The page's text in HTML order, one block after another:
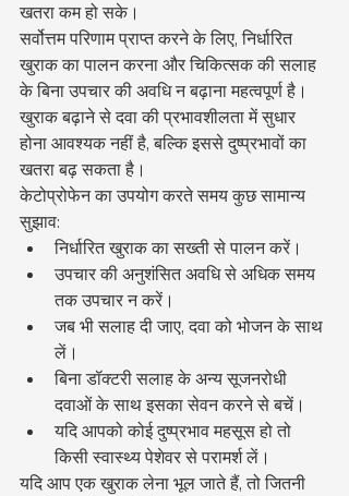
खतरा कम हो सके।
सर्वोत्तम परिणाम प्राप्त करने के लिए, निर्धारित
खुराक का पालन करना और चिकित्सक की सलाह
के बिना उपचार की अवधि न बढ़ाना महत्वपूर्ण है।
खुराक बढ़ाने से दवा की प्रभावशीलता में सुधार
होना आवश्यक नहीं है, बल्कि इससे दुष्प्रभावों का
खतरा बढ़ सकता है।
केटोप्रोफेन का उपयोग करते समय कुछ सामान्य
सुझाव:
निर्धारित खुराक का सख्ती से पालन करें।
उपचार की अनुशंसित अवधि से अधिक समय
तक उपचार न करें।
जब भी सलाह दी जाए, दवा को भोजन के साथ
लें।
बिना डॉक्टरी सलाह के अन्य सूजनरोधी
दवाओं के साथ इसका सेवन करने से बचें।
यदि आपको कोई दुष्प्रभाव महसूस हो तो
किसी स्वास्थ्य पेशेवर से परामर्श लें।
यदि आप एक खुराक लेना भूल जाते हैं, तो जितनी